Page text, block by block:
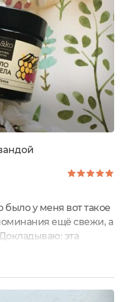
у меня вот такое
ещё свежи, а
эта
масло "Мёд и малина"
До этого в
но были сомнения,